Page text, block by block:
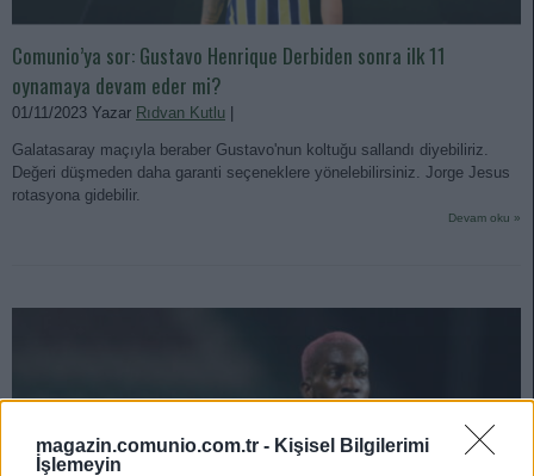
magazin.comunio.com.tr - Kişisel Bilgilerimi
İşlemeyin
Comunio’ya sor: Gustavo Henrique Derbiden sonra ilk 11
oynamaya devam eder mi?
01/11/2023 Yazar Rıdvan Kutlu
Galatasaray maçıyla beraber Gustavo'nun koltuğu sallandı diyebiliriz.
Değeri düşmeden daha garanti seçeneklere yönelebilirsiniz. Jorge Jesus
rotasyona gidebilir.
Devam oku »